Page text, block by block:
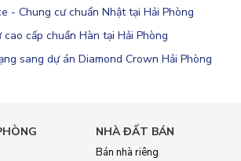
- Chung cư chuẩn Nhật tại Hải Phòng
cấp chuẩn Hàn tại Hải Phòng
sang dự án Diamond Crown Hải Phòng
NHÀ ĐẤT BÁN
Bán nhà riêng